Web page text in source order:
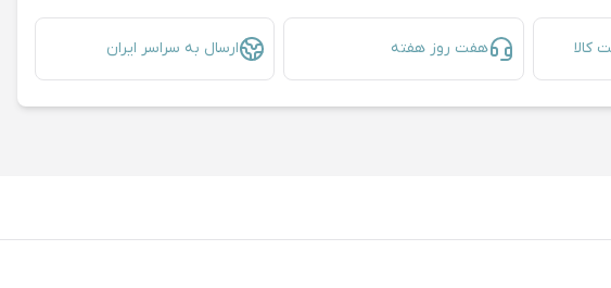
هفت روز هفته ارسال به سراسر ایران